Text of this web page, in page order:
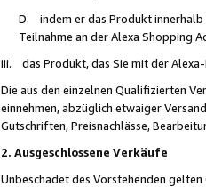
D. indem er das Produkt innerhalb
Teilnahme an der Alexa Shopping
iii. das Produkt, das Sie mit der
Die aus den einzelnen Qualifizierten
einnehmen, abzüglich etwaiger
Gutschriften, Preisnachlässe,
2. Ausgeschlossene Verkäufe
Unbeschadet des Vorstehenden